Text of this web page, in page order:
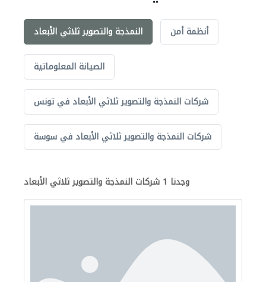
النمذجة والتصوير ثلاثي الأبعاد أنظمة أمن
الصيانة المعلوماتية
شركات النمذجة والتصوير ثلاثي الأبعاد في تونس
شركات النمذجة والتصوير ثلاثي الأبعاد في سوسة
وجدنا 1 شركات النمذجة والتصوير ثلاثي الأبعاد